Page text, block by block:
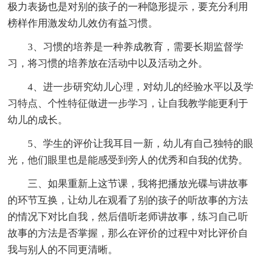
极力表扬也是对别的孩子的一种隐形提示，要充分利用
榜样作用激发幼儿效仿有益习惯。
3、习惯的培养是一种养成教育，需要长期监督学
习，将习惯的培养放在活动中以及活动之外。
4、进一步研究幼儿心理，对幼儿的经验水平以及学
习特点、个性特征做进一步学习，让自我教学能更利于
幼儿的成长。
5、学生的评价让我耳目一新，幼儿有自己独特的眼
光，他们眼里也是能感受到旁人的优秀和自我的优势。
三、如果重新上这节课，我将把播放光碟与讲故事
的环节互换，让幼儿在观看了别的孩子的听故事的方法
的情况下对比自我，然后借听老师讲故事，练习自己听
故事的方法是否掌握，那么在评价的过程中对比评价自
我与别人的不同更清晰。